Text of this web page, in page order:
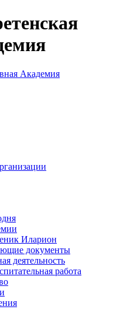
Иларион
документы
деятельность
работа